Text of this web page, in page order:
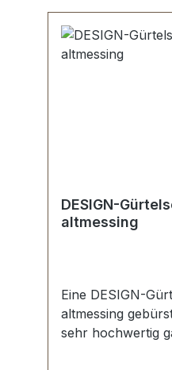
DESIGN-
altmessing
Eine DESIGN-
altmessing
sehr hochwertig